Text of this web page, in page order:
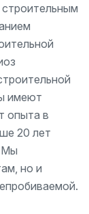
имеют
опыта в
20 лет
Мы
но и